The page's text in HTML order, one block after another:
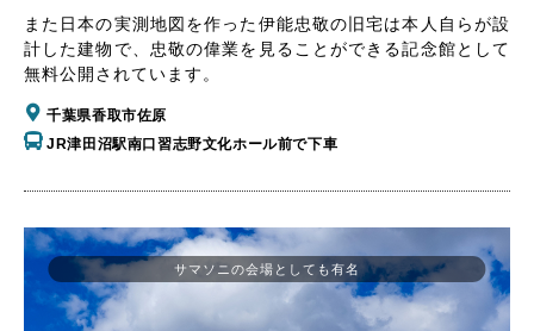
また日本の実測地図を作った伊能忠敬の旧宅は本人自らが設
計した建物で、忠敬の偉業を見ることができる記念館として
無料公開されています。
千葉県香取市佐原
JR津田沼駅南口習志野文化ホール前で下車
サマソニの会場としても有名